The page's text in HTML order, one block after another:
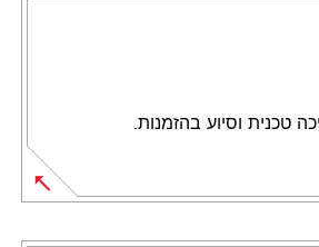
טכנית וסיוע בהזמנות.